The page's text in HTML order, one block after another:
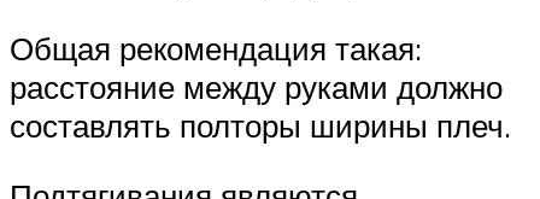
Общая рекомендация такая:
расстояние между руками должно
составлять полторы ширины плеч.